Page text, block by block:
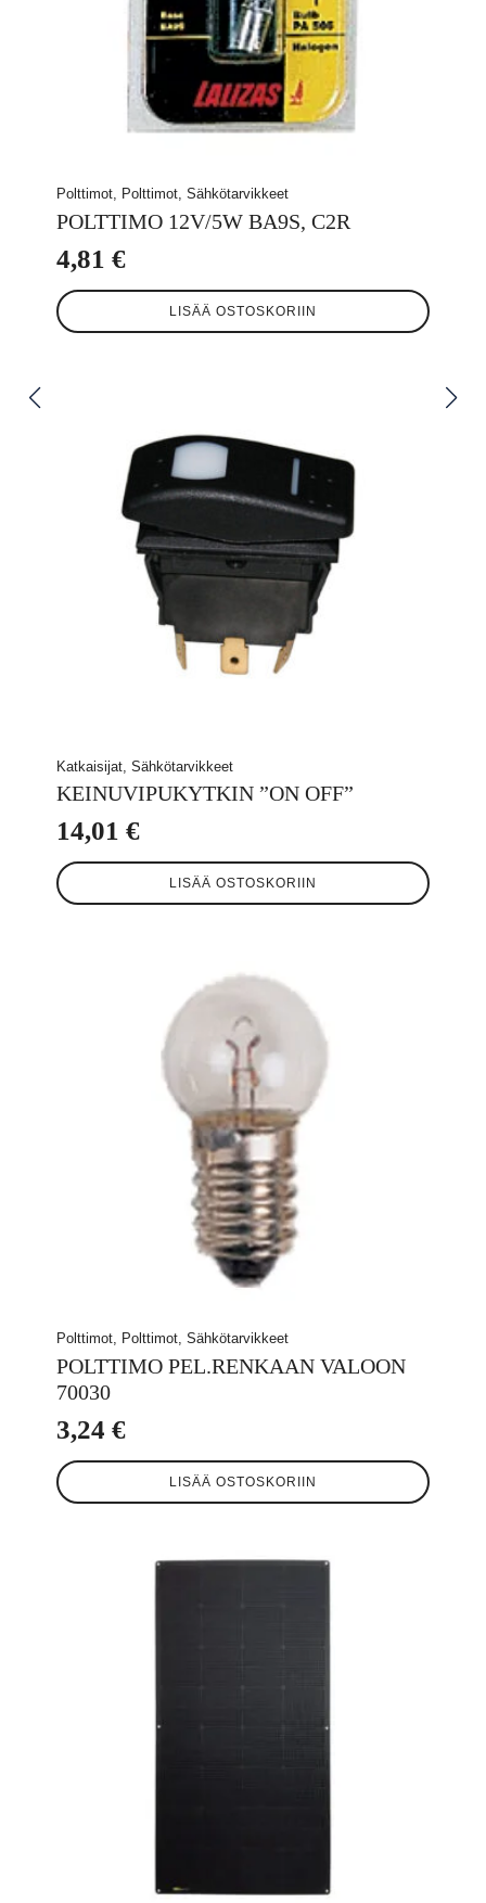
Polttimot, Polttimot, Sähkötarvikkeet
POLTTIMO 12V/5W BA9S, C2R
4,81 €
LISÄÄ OSTOSKORIIN
Katkaisijat, Sähkötarvikkeet
KEINUVIPUKYTKIN ”ON OFF”
14,01 €
LISÄÄ OSTOSKORIIN
Polttimot, Polttimot, Sähkötarvikkeet
POLTTIMO PEL.RENKAAN VALOON
70030
3,24 €
LISÄÄ OSTOSKORIIN